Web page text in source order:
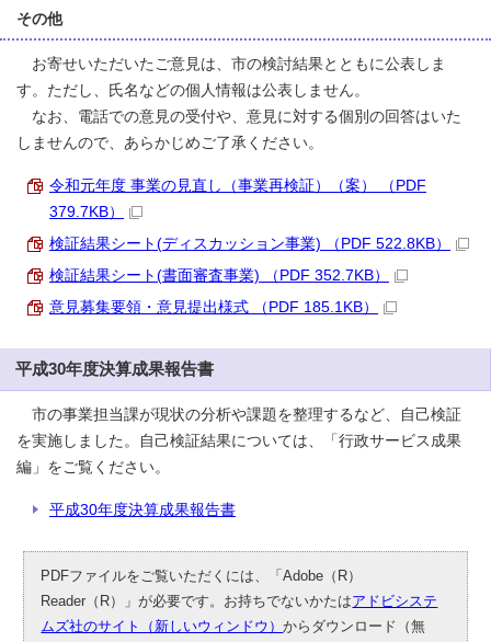
その他
お寄せいただいたご意見は、市の検討結果とともに公表しま
す。ただし、氏名などの個人情報は公表しません。
なお、電話での意見の受付や、意見に対する個別の回答はいた
しませんので、あらかじめご了承ください。
令和元年度 事業の見直し（事業再検証）（案） （PDF
379.7KB）
検証結果シート(ディスカッション事業) （PDF 522.8KB）
検証結果シート(書面審査事業) （PDF 352.7KB）
意見募集要領・意見提出様式 （PDF 185.1KB）
平成30年度決算成果報告書
市の事業担当課が現状の分析や課題を整理するなど、自己検証
を実施しました。自己検証結果については、「行政サービス成果
編」をご覧ください。
平成30年度決算成果報告書
PDFファイルをご覧いただくには、「Adobe（R）
Reader（R）」が必要です。お持ちでないかたはアドビシステ
ムズ社のサイト（新しいウィンドウ）からダウンロード（無